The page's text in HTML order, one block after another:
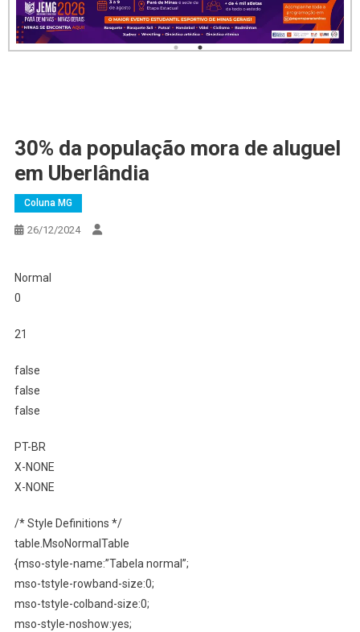
30% da população mora de aluguel
em Uberlândia
Coluna MG
26/12/2024
Normal
0
21
false
false
false
PT-BR
X-NONE
X-NONE
/* Style Definitions */
table.MsoNormalTable
{mso-style-name:”Tabela normal”;
mso-tstyle-rowband-size:0;
mso-tstyle-colband-size:0;
mso-style-noshow:yes;